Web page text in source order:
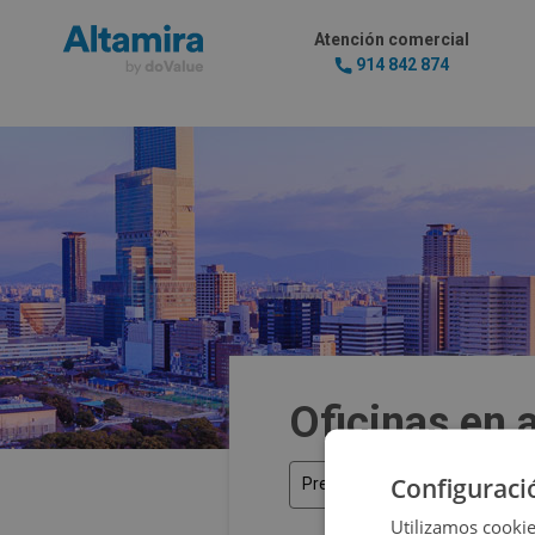
Atención comercial
914 842 874
Oficinas en
Precio
Utilizamos